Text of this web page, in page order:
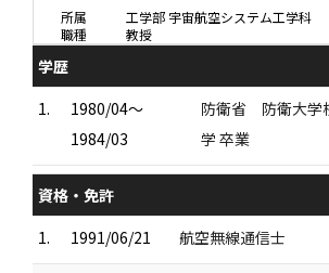
所属
工学部 宇宙航空システム工学科
職種
教授
学歴
1.
1980/04～
1984/03
防衛省 防衛大学
学 卒業
資格・免許
1.
1991/06/21 航空無線通信士